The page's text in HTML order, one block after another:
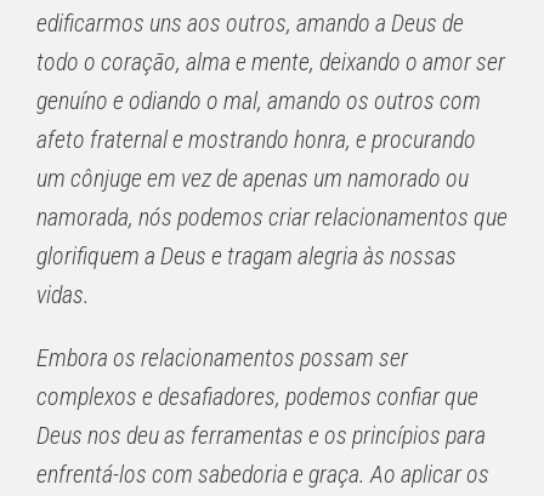
edificarmos uns aos outros, amando a Deus de
todo o coração, alma e mente, deixando o amor ser
genuíno e odiando o mal, amando os outros com
afeto fraternal e mostrando honra, e procurando
um cônjuge em vez de apenas um namorado ou
namorada, nós podemos criar relacionamentos que
glorifiquem a Deus e tragam alegria às nossas
vidas.
Embora os relacionamentos possam ser
complexos e desafiadores, podemos confiar que
Deus nos deu as ferramentas e os princípios para
enfrentá-los com sabedoria e graça. Ao aplicar os